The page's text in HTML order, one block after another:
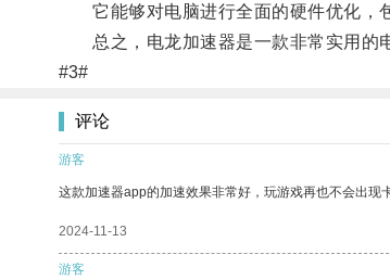
它能够对电脑进行全面的硬件优化，包
总之，电龙加速器是一款非常实用的电
#3#
评论
游客
这款加速器app的加速效果非常好，玩游戏再也不会出现
2024-11-13
游客